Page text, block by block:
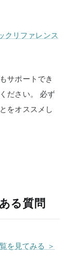
クリファレンス
サポートでき
ださい。
必ず
をオススメし
る質問
を見てみる ＞